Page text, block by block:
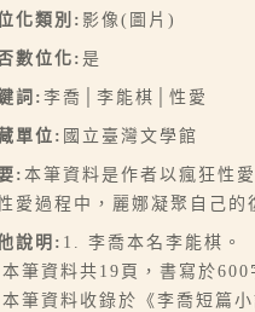
化類別: 影像(圖片)
數位化: 是
詞:李喬│李能棋│性愛
單位: 國立臺灣文學館
: 本筆資料是作者以瘋狂性
愛過程中，麗娜凝聚自己
說明: 1. 李喬本名李能棋。
筆資料共19頁，書寫於600
筆資料收錄於《李喬短篇